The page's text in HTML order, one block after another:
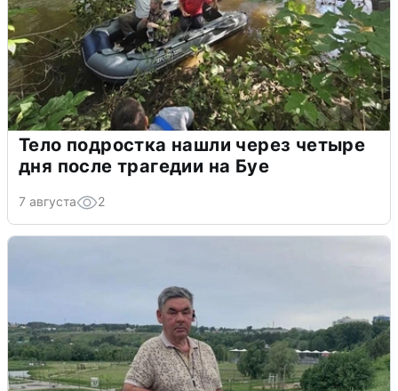
Тело подростка нашли через четыре
дня после трагедии на Буе
7 августа 2